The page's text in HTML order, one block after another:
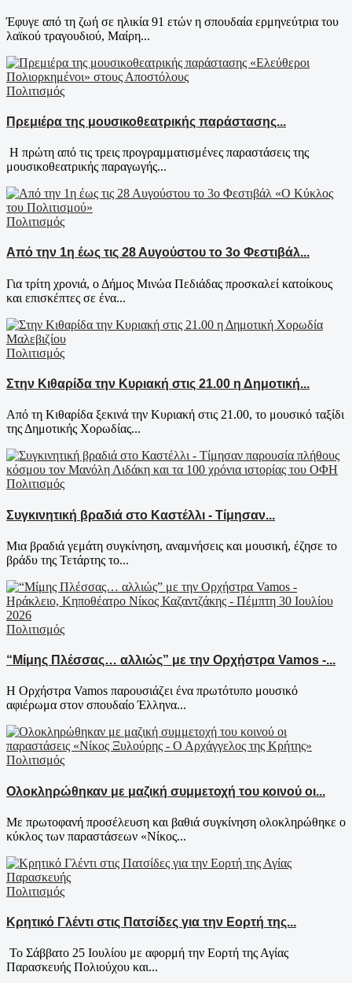
Έφυγε από τη ζωή σε ηλικία 91 ετών η σπουδαία ερμηνεύτρια του
λαϊκού τραγουδιού, Μαίρη...
Πολιτισμός
Πρεμιέρα της μουσικοθεατρικής παράστασης...
Η πρώτη από τις τρεις προγραμματισμένες παραστάσεις της
μουσικοθεατρικής παραγωγής...
Πολιτισμός
Από την 1η έως τις 28 Αυγούστου το 3ο Φεστιβάλ...
Για τρίτη χρονιά, ο Δήμος Μινώα Πεδιάδας προσκαλεί κατοίκους
και επισκέπτες σε ένα...
Πολιτισμός
Στην Κιθαρίδα την Κυριακή στις 21.00 η Δημοτική...
Από τη Κιθαρίδα ξεκινά την Κυριακή στις 21.00, το μουσικό ταξίδι
της Δημοτικής Χορωδίας...
Πολιτισμός
Συγκινητική βραδιά στο Καστέλλι - Τίμησαν...
Μια βραδιά γεμάτη συγκίνηση, αναμνήσεις και μουσική, έζησε το
βράδυ της Τετάρτης το...
Πολιτισμός
“Μίμης Πλέσσας… αλλιώς” με την Ορχήστρα Vamos -...
Η Ορχήστρα Vamos παρουσιάζει ένα πρωτότυπο μουσικό
αφιέρωμα στον σπουδαίο Έλληνα...
Πολιτισμός
Ολοκληρώθηκαν με μαζική συμμετοχή του κοινού οι...
Με πρωτοφανή προσέλευση και βαθιά συγκίνηση ολοκληρώθηκε ο
κύκλος των παραστάσεων «Νίκος...
Πολιτισμός
Κρητικό Γλέντι στις Πατσίδες για την Εορτή της...
Το Σάββατο 25 Ιουλίου με αφορμή την Εορτή της Αγίας
Παρασκευής Πολιούχου και...